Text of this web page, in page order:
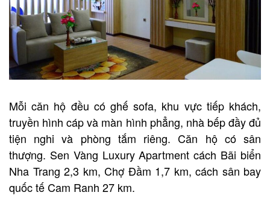
Mỗi căn hộ đều có ghế sofa, khu vực tiếp khách,
truyền hình cáp và màn hình phẳng, nhà bếp đầy đủ
tiện nghi và phòng tắm riêng. Căn hộ có sân
thượng. Sen Vàng Luxury Apartment cách Bãi biển
Nha Trang 2,3 km, Chợ Đầm 1,7 km, cách sân bay
quốc tế Cam Ranh 27 km.